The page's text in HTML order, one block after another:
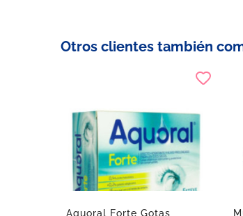
Otros clientes también
Aquoral Forte Gotas